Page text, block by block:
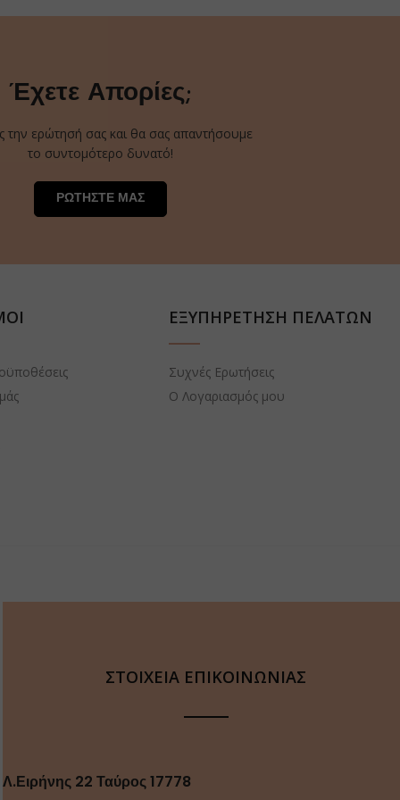
Έχετε Απορίες;
την ερώτησή σας και θα σας απαντήσουμε
το συντομότερο δυνατό!
ΡΩΤΗΣΤΕ ΜΑΣ
ΕΞΥΠΗΡΕΤΗΣΗ ΠΕΛΑΤΩΝ
Συχνές Ερωτήσεις
Ο Λογαριασμός μου
ΣΤΟΙΧΕΙΑ ΕΠΙΚΟΙΝΩΝΙΑΣ
Λ.Ειρήνης 22 Ταύρος 17778